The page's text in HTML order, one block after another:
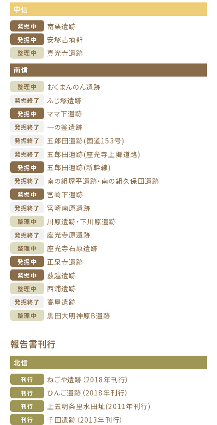
中信
発掘中 南栗遺跡
発掘中 安塚古墳群
整理中
真光寺遺跡
南信
整理中 おくまんのん遺跡
発掘終了 ふじ塚遺跡
発掘中 ママ下遺跡
発掘終了 一の釜遺跡
発掘終了 五郎田遺跡(国道153号)
発掘終了 五郎田遺跡(座光寺上郷道路)
発掘中 五郎田遺跡(新幹線)
発掘終了 南の組塚平遺跡・南の組久保田遺跡
発掘中 宮崎下遺跡
発掘終了 宮崎南原遺跡
整理中 川原遺跡・下川原遺跡
発掘終了 座光寺原遺跡
整理中 座光寺石原遺跡
発掘中 正泉寺遺跡
発掘中 薮越遺跡
整理中 西浦遺跡
発掘終了 高屋遺跡
整理中 黒田大明神原B遺跡
報告書刊行
北信
刊行 ねごや遺跡（2018年刊行）
刊行 ひんご遺跡（2018年刊行）
刊行 上五明条里水田址(2011年刊行)
刊行 千田遺跡（2013年刊行）